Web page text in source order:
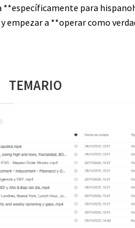
**específicamente para
empezar a **operar como
TEMARIO